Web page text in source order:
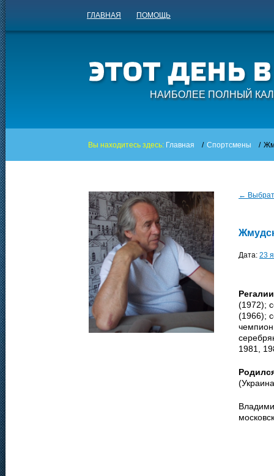
ГЛАВНАЯ ПОМОЩЬ
НАИБОЛЕЕ ПОЛНЫЙ
Вы находитесь здесь: Главная / Спортсмены /
←
Дата: 23
(1972);
(1966);
1981,